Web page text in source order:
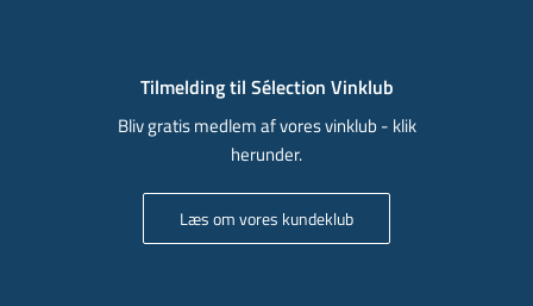
Tilmelding til Sélection Vinklub
Bliv gratis medlem af vores vinklub - klik
herunder.
Læs om vores kundeklub